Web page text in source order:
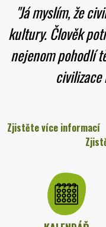
"Já myslím, že
kultury. Člověk
nejenom pohodlí
Zjistěte více informací